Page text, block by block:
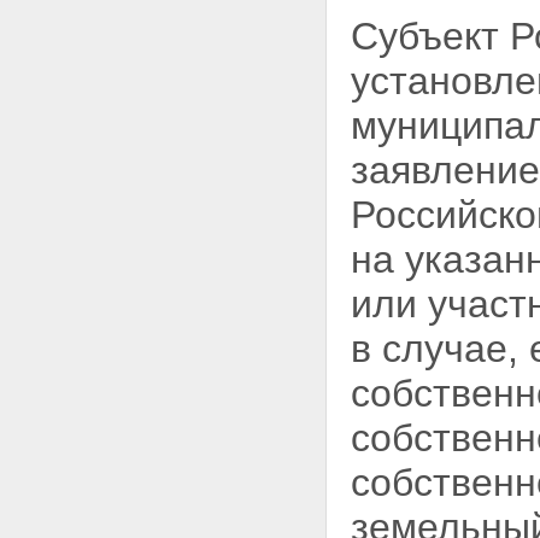
Субъект
на
или
в случае,